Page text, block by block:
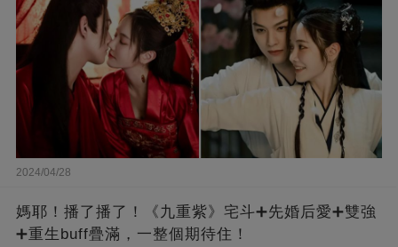
2024/04/28
媽耶！播了播了！《九重紫》宅斗➕先婚后愛➕雙強
➕重生buff疊滿，一整個期待住！